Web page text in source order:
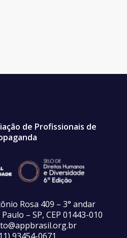
de Profissionais de
Rosa 409 – 3° andar
– SP, CEP 01443-010